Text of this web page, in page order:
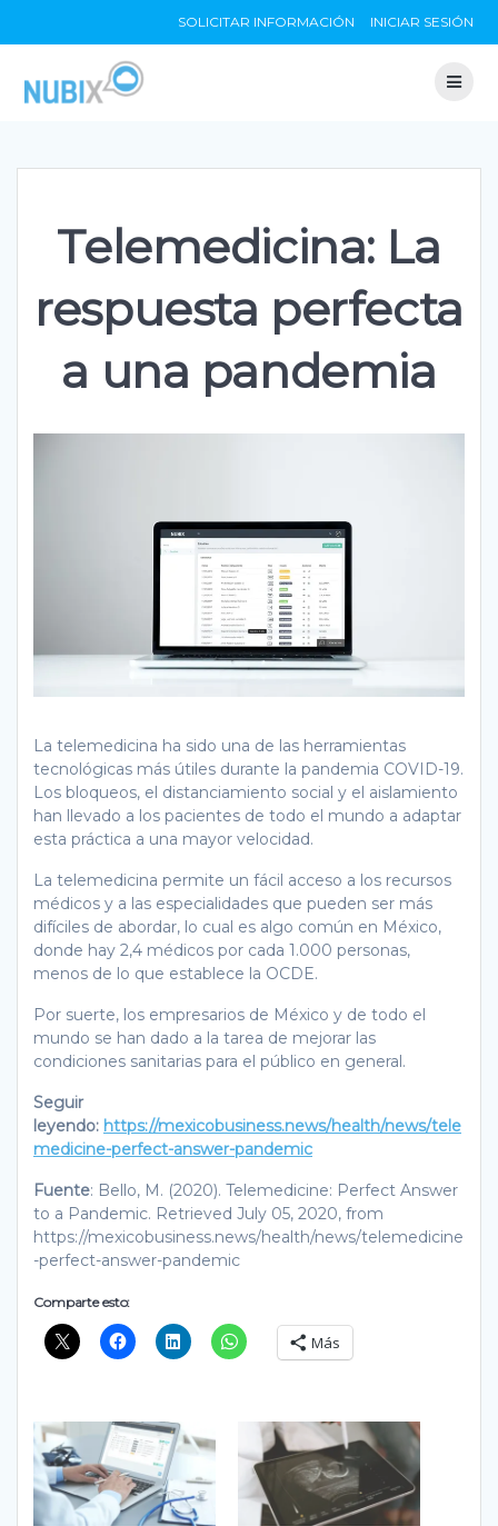
to
SOLICITAR INFORMACIÓN INICIAR SESIÓN
Telemedicina: La
respuesta perfecta
a una pandemia
La telemedicina ha sido una de las herramientas
tecnológicas más útiles durante la pandemia COVID-19.
Los bloqueos, el distanciamiento social y el aislamiento
han llevado a los pacientes de todo el mundo a adaptar
esta práctica a una mayor velocidad.
La telemedicina permite un fácil acceso a los recursos
médicos y a las especialidades que pueden ser más
difíciles de abordar, lo cual es algo común en México,
donde hay 2,4 médicos por cada 1.000 personas,
menos de lo que establece la OCDE.
Por suerte, los empresarios de México y de todo el
mundo se han dado a la tarea de mejorar las
condiciones sanitarias para el público en general.
Seguir
leyendo: https://mexicobusiness.news/health/news/tele
medicine-perfect-answer-pandemic
Fuente: Bello, M. (2020). Telemedicine: Perfect Answer
to a Pandemic. Retrieved July 05, 2020, from
https://mexicobusiness.news/health/news/telemedicine
-perfect-answer-pandemic
Comparte esto:
Más